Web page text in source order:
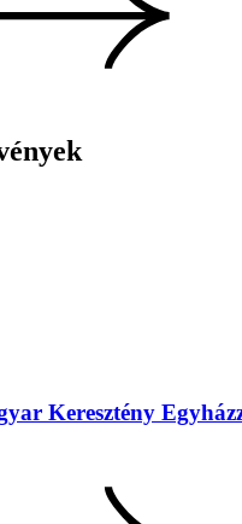
Keresztény